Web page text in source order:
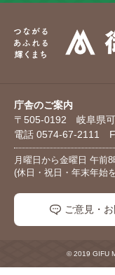
庁舎のご案内
〒505-0192 岐阜県可
電話 0574-67-2111
月曜日から金曜日 午前
(休日・祝日・年末年始
ご意見・
© 2019 GIFU